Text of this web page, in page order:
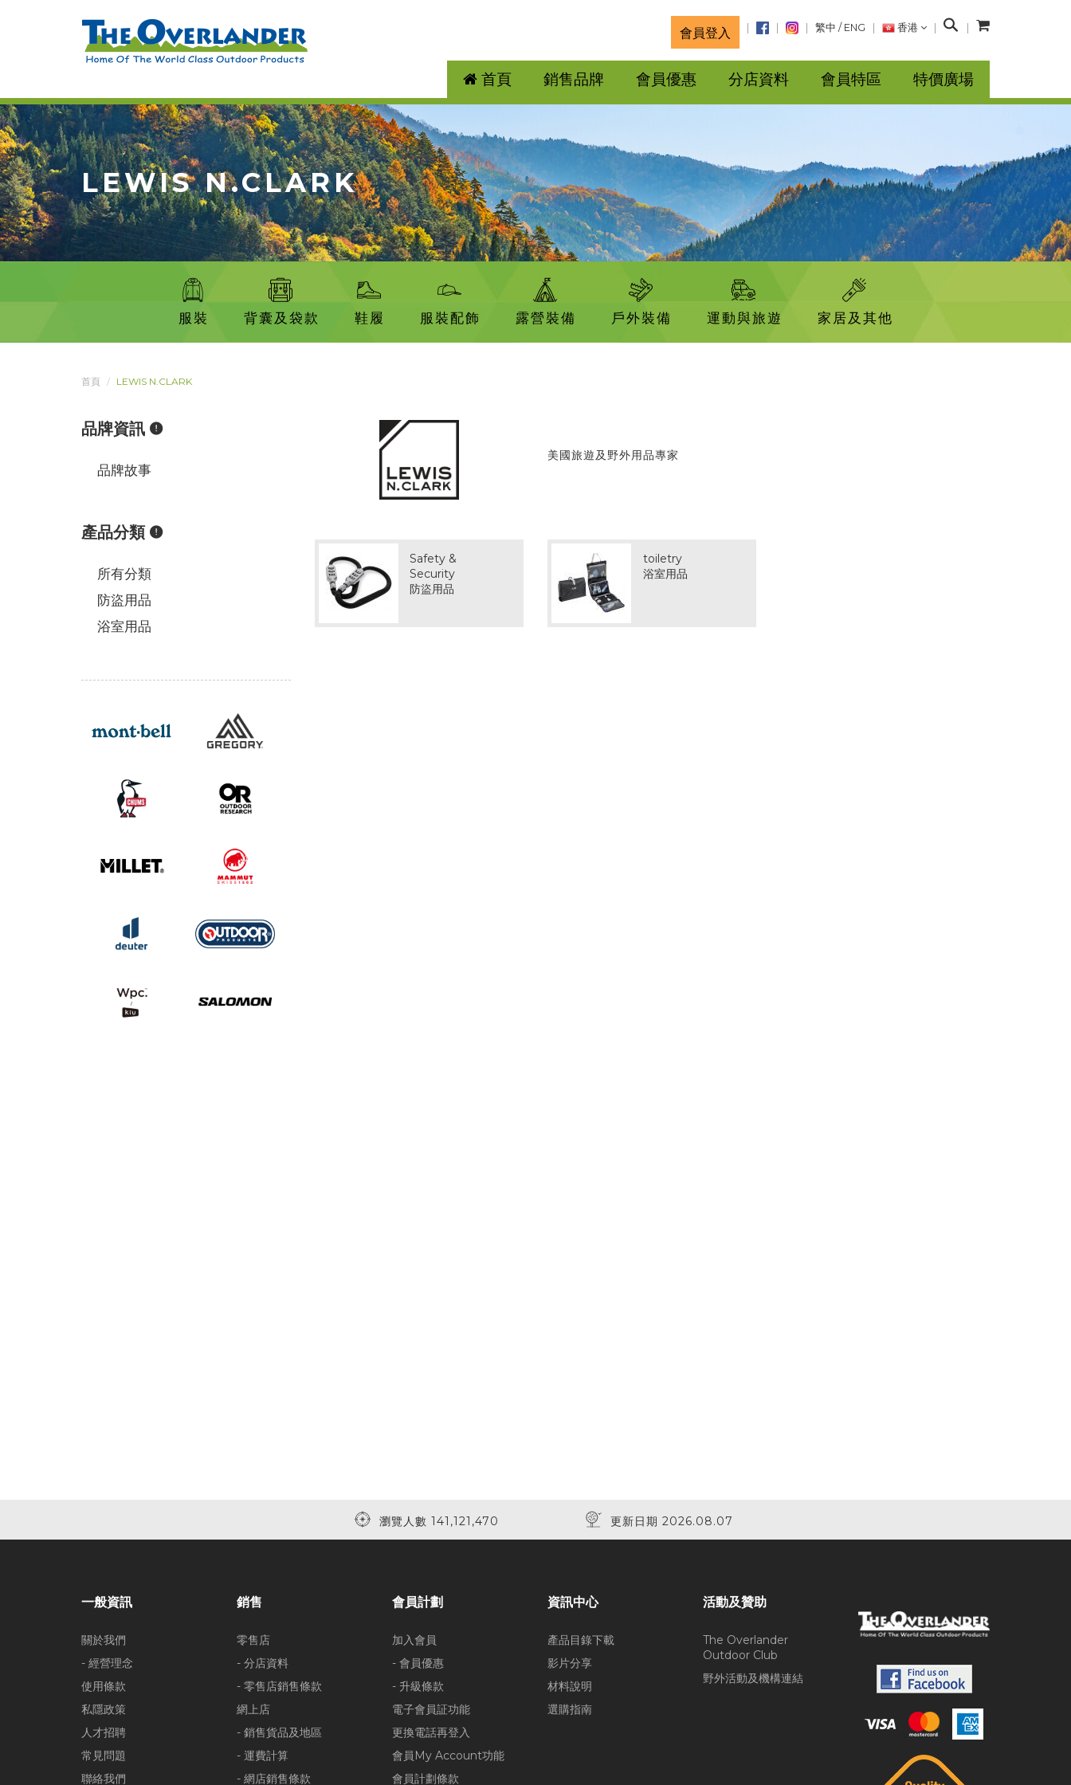
會員登入 繁中 / ENG 香港
搜
首頁 銷售品牌 會員優惠 分店資料 會員特區 特價廣場
LEWIS N.CLARK
服裝 背囊及袋款 鞋履 服裝配飾 露營裝備 戶外裝備 運動與旅遊 家居及其他
首頁 LEWIS N.CLARK
美國旅遊及野外用品專家
Safety &
Security
防盜用品
toiletry
浴室用品
品牌資訊
品牌故事
產品分類
所有分類
防盜用品
浴室用品
瀏覽人數 141,121,470 更新日期 2026.08.07
一般資訊
關於我們
- 經營理念
使用條款
私隱政策
人才招聘
常見問題
聯絡我們
銷售
零售店
- 分店資料
- 零售店銷售條款
網上店
- 銷售貨品及地區
- 運費計算
- 網店銷售條款
會員計劃
加入會員
- 會員優惠
- 升級條款
電子會員証功能
更換電話再登入
會員My Account功能
會員計劃條款
資訊中心
產品目錄下載
影片分享
材料說明
選購指南
活動及贊助
The Overlander
Outdoor Club
野外活動及機構連結